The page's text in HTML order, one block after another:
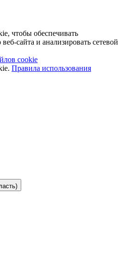
чтобы обеспечивать
сайта и анализировать сетевой
cookie
Правила использования